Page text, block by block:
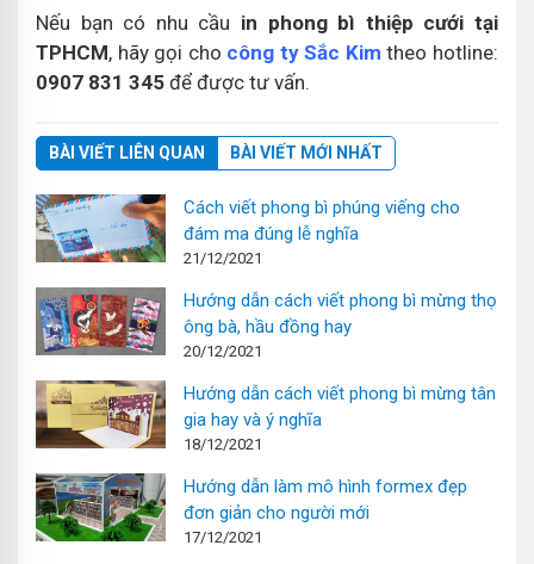
Nếu bạn có nhu cầu in phong bì thiệp cưới tại
TPHCM, hãy gọi cho công ty Sắc Kim theo hotline:
0907 831 345 để được tư vấn.
BÀI VIẾT LIÊN QUAN BÀI VIẾT MỚI NHẤT
Cách viết phong bì phúng viếng cho
đám ma đúng lễ nghĩa
21/12/2021
Hướng dẫn cách viết phong bì mừng thọ
ông bà, hầu đồng hay
20/12/2021
Hướng dẫn cách viết phong bì mừng tân
gia hay và ý nghĩa
18/12/2021
Hướng dẫn làm mô hình formex đẹp
đơn giản cho người mới
17/12/2021